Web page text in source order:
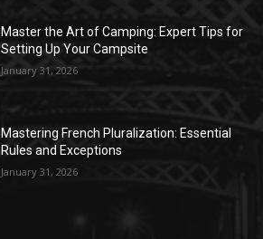
Master the Art of Camping: Expert Tips for
Setting Up Your Campsite
January 31, 2026
Mastering French Pluralization: Essential
Rules and Exceptions
January 31, 2026